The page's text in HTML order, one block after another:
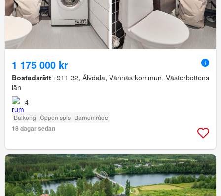
1 175 000 kr
Bostadsrätt i 911 32, Älvdala, Vännäs kommun, Västerbottens
län
4
Balkong Öppen spis Barnområde
18 dagar sedan